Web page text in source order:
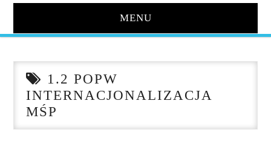
MENU
O NAS
NASZE USŁUGI
1.2 POPW
INTERNACJONALIZACJA
MŚP